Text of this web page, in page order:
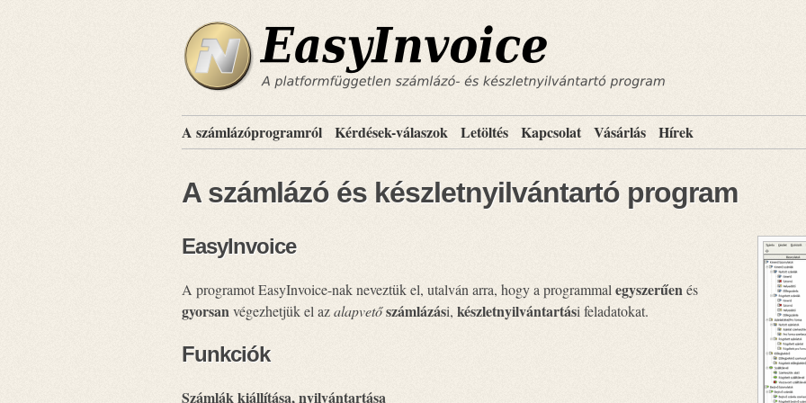
A számlázóprogramról Kérdések-válaszok Letöltés Kapcsolat Vásárlás Hírek
A számlázó és készletnyilvántartó program
EasyInvoice
A programot EasyInvoice-nak neveztük el, utalván arra, hogy a programmalegyszerűenés
gyorsanvégezhetjük el azalapvetőszámlázási,készletnyilvántartási feladatokat.
Funkciók
Számlák kiállítása, nyilvántartása